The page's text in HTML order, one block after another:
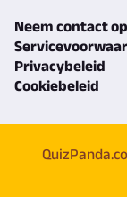
Neem contact op
Privacybeleid
Cookiebeleid